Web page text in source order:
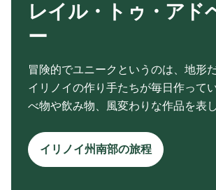
レイル・トゥ・アド
ー
冒険的でユニークというのは、地形
イリノイの作り手たちが毎日作って
べ物や飲み物、風変わりな作品を表
イリノイ州南部の旅程